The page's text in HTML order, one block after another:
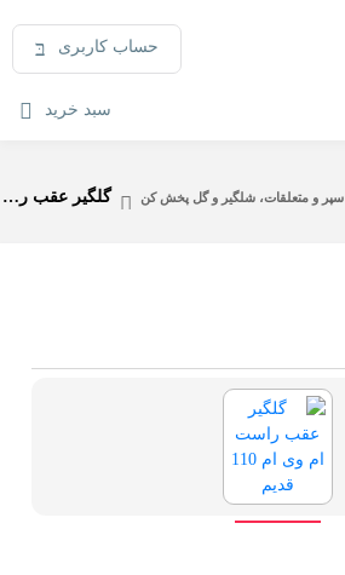
حساب کاربری
سبد خرید
سپر و متعلقات، شلگیر و گل پخش کن گلگیر عقب راست ام وی ام 110 قدیم